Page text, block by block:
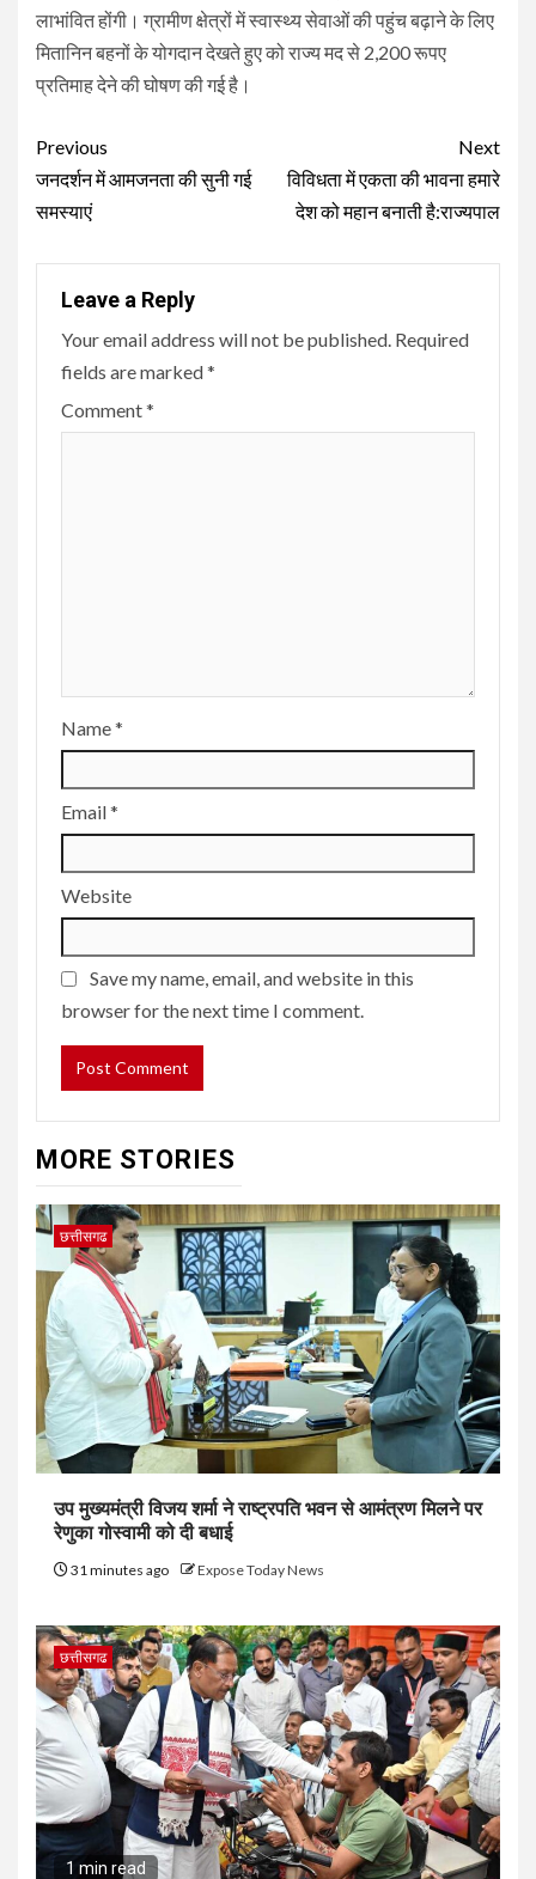
लाभांवित होंगी। ग्रामीण क्षेत्रों में स्वास्थ्य सेवाओं की पहुंच बढ़ाने के लिए
मितानिन बहनों के योगदान देखते हुए को राज्य मद से 2,200 रूपए
प्रतिमाह देने की घोषण की गई है।
Continue
Reading
Previous
जनदर्शन में आमजनता की सुनी गई
समस्याएं
Next
विविधता में एकता की भावना हमारे
देश को महान बनाती है:राज्यपाल
Leave a Reply
Your email address will not be published. Required
fields are marked*
Comment*
Name*
Email*
Website
Save my name, email, and website in this
browser for the next time I comment.
MORE STORIES
छत्तीसगढ
उप मुख्यमंत्री विजय शर्मा ने राष्ट्रपति भवन से आमंत्रण मिलने पर
रेणुका गोस्वामी को दी बधाई
31 minutes ago Expose Today News
छत्तीसगढ
1 min read